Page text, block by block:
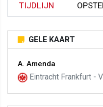
TIJDLIJN
GELE KAART
A. Amenda
Eintracht Frankfurt -